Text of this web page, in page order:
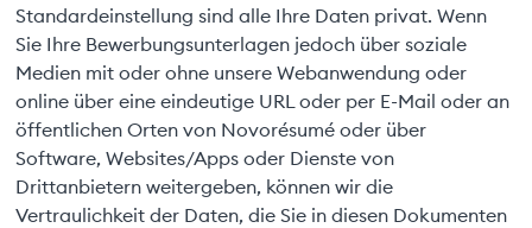
Standardeinstellung sind alle Ihre Daten privat. Wenn
Sie Ihre Bewerbungsunterlagen jedoch über soziale
Medien mit oder ohne unsere Webanwendung oder
online über eine eindeutige URL oder per E-Mail oder an
öffentlichen Orten von Novorésumé oder über
Software, Websites/Apps oder Dienste von
Drittanbietern weitergeben, können wir die
Vertraulichkeit der Daten, die Sie in diesen Dokumenten